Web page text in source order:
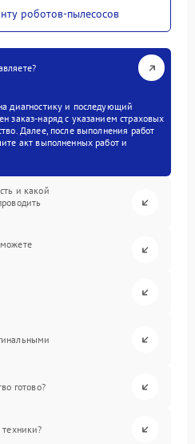
роботов-пылесосов
диагностику и последующий
заказ-наряд с указанием страховых
Далее, после выполнения работ
акт выполненных работ и
и какой
готово?
техники?